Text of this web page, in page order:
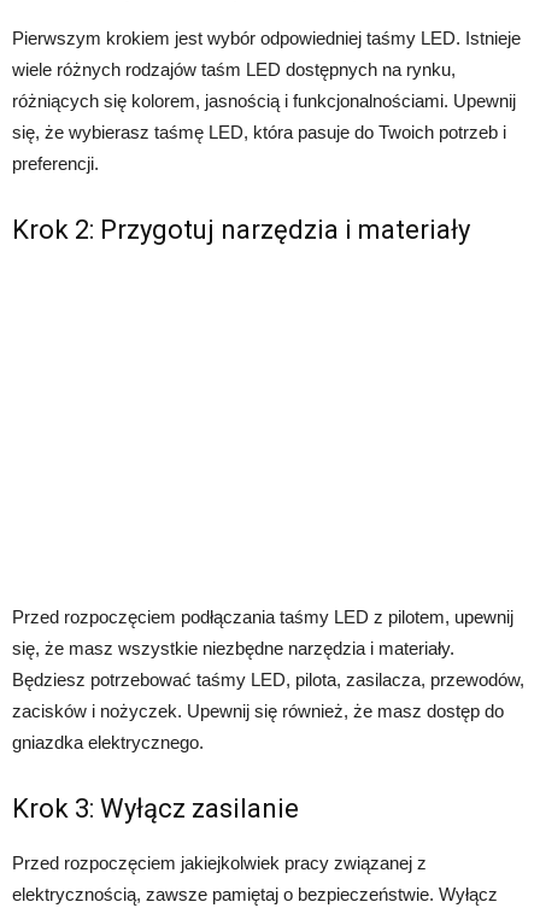
Pierwszym krokiem jest wybór odpowiedniej taśmy LED. Istnieje
wiele różnych rodzajów taśm LED dostępnych na rynku,
różniących się kolorem, jasnością i funkcjonalnościami. Upewnij
się, że wybierasz taśmę LED, która pasuje do Twoich potrzeb i
preferencji.
Krok 2: Przygotuj narzędzia i materiały
Przed rozpoczęciem podłączania taśmy LED z pilotem, upewnij
się, że masz wszystkie niezbędne narzędzia i materiały.
Będziesz potrzebować taśmy LED, pilota, zasilacza, przewodów,
zacisków i nożyczek. Upewnij się również, że masz dostęp do
gniazdka elektrycznego.
Krok 3: Wyłącz zasilanie
Przed rozpoczęciem jakiejkolwiek pracy związanej z
elektrycznością, zawsze pamiętaj o bezpieczeństwie. Wyłącz